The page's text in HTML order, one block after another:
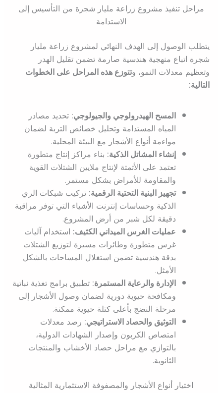
مراحل تنفيذ مشروع زراعة مليار شجرة من التأسيس إلى
الاستدامة
يتطلب الوصول إلى الهدف النهائي لمشروع زراعة مليار
شجرة اتباع منهجية هندسية صارمة تضمن تقليل الهدر
وتعظيم معدلات النمو، وتتوزع هذه المراحل على الخطوات
التالية:
المسح الهيدرولوجي والجيولوجي:تحديد مصادر
المياه المستدامة وتحليل خصائص التربة لضمان
مواءمة أنواع الأشجار مع البيئة المحلية.
إنشاء المشاتل الذكية:بناء مراكز إنتاج متطورة
تعتمد على الأتمتة لإنتاج ملايين الشتلات القوية
والمقاومة للأمراض بشكل مستمر.
تجهيز البنية التحتية الرقمية:تركيب شبكات الري
الذكية وحساسات إنترنت الأشياء التي توفر مراقبة
دقيقة لكل شبر من أرض المشروع.
عمليات الغرس الميداني الكثيف:استخدام آليات
غرس متطورة وطائرات مسيرة لتوزيع الشتلات
بدقة هندسية تضمن استغلال المساحات بالشكل
الأمثل.
الإدارة والرعاية المستمرة:تطبيق برامج تغذية نباتية
ومكافحة حيوية دورية لضمان وصول الأشجار إلى
مرحلة النضج بأعلى كتلة حيوية ممكنة.
التوثيق والحصاد الاستراتيجي:رصد معدلات
امتصاص الكربون وإصدار الشهادات الدولية،
بالتوازي مع مراحل حصاد الأخشاب والمنتجات
الثانوية.
اختيار أنواع الأشجار والمصفوفة الاستثمارية المثالية